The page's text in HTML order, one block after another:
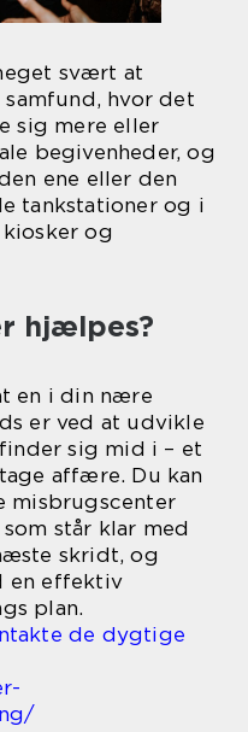
svært at
hvor det
sig mere eller
begivenheder, og
ene eller den
tankstationer og i
og
hjælpes?
en i din nære
er ved at udvikle
sig mid i – et
affære. Du kan
misbrugscenter
står klar med
skridt, og
en effektiv
plan.
de dygtige